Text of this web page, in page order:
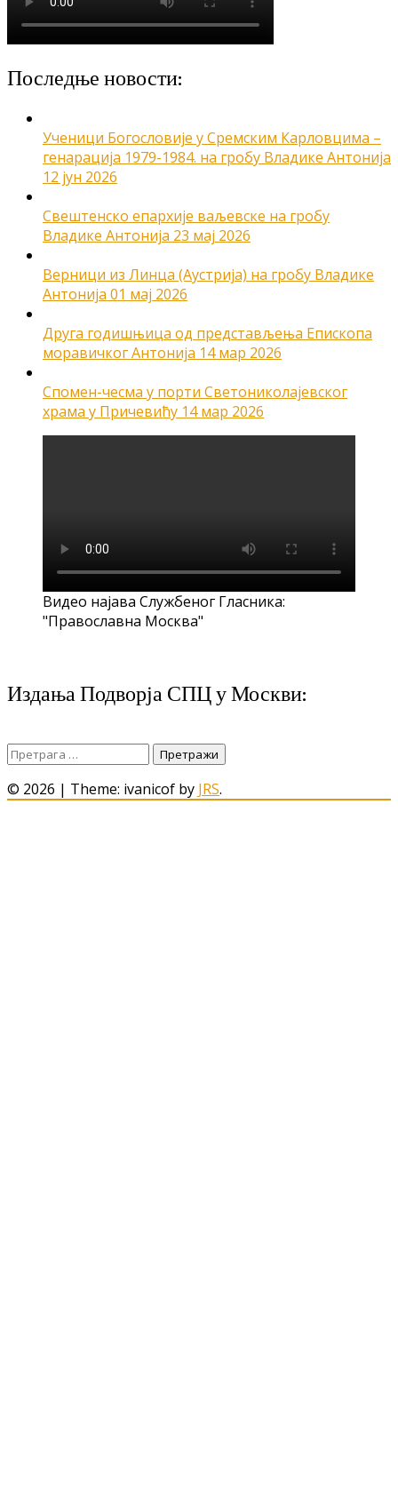
Последње новости:
Ученици Богословије у Сремским Карловцима –
генарација 1979-1984. на гробу Владике Антонија
12 јун 2026
Свештенско епархије ваљевске на гробу
Владике Антонија 23 мај 2026
Верници из Линца (Аустрија) на гробу Владике
Антонија 01 мај 2026
Друга годишњица од представљења Епископа
моравичког Антонија 14 мар 2026
Спомен-чесма у порти Светониколајевског
храма у Причевићу 14 мар 2026
Видео најава Службеног Гласника:
"Православна Москва"
Издања Подворја СПЦ у Москви:
Претрага
за:
© 2026 | Theme: ivanicof by JRS.